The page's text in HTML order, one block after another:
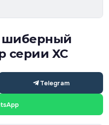
серии XC
Telegram